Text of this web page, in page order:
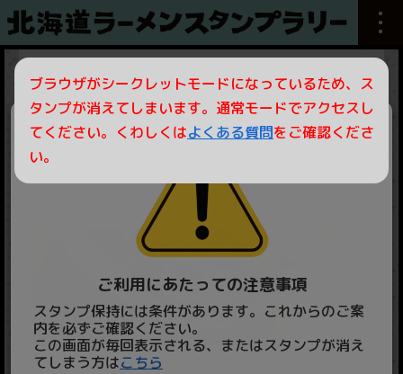
ブラウザがシークレットモードになっているため、ス
タンプが消えてしまいます。通常モードでアクセスし
てください。くわしくはよくある質問をご確認くださ
い。
ご利用にあたっての注意事項
スタンプ保持には条件があります。これからのご案
内を必ずご確認ください。
この画面が毎回表示される、またはスタンプが消え
てしまう方はこちら
ら～めん みすゞ